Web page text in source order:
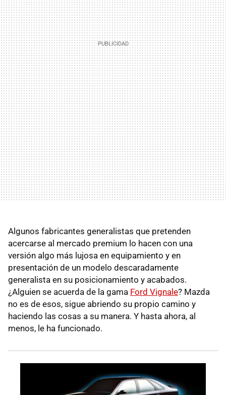
Algunos fabricantes generalistas que pretenden
acercarse al mercado premium lo hacen con una
versión algo más lujosa en equipamiento y en
presentación de un modelo descaradamente
generalista en su posicionamiento y acabados.
¿Alguien se acuerda de la gama Ford Vignale? Mazda
no es de esos, sigue abriendo su propio camino y
haciendo las cosas a su manera. Y hasta ahora, al
menos, le ha funcionado.